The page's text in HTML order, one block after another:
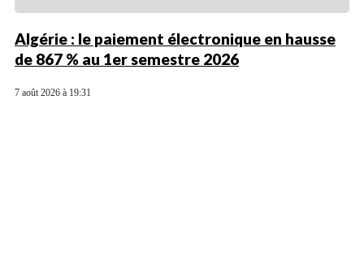
Algérie : le paiement électronique en hausse
de 867 % au 1er semestre 2026
7 août 2026 à 19:31